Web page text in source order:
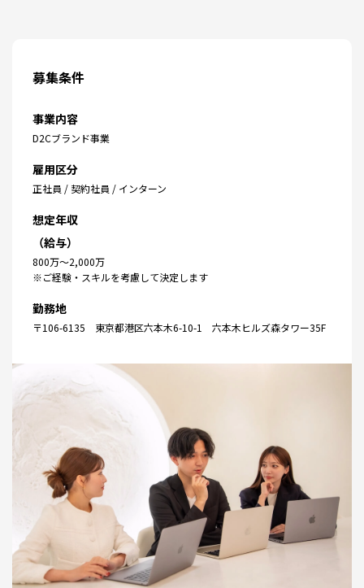
募集条件
事業内容
D2Cブランド事業
雇用区分
正社員 / 契約社員 / インターン
想定年収
（給与）
800万〜2,000万
※ご経験・スキルを考慮して決定します
勤務地
〒106-6135 東京都港区六本木6-10-1 六本木ヒルズ森タワー35F